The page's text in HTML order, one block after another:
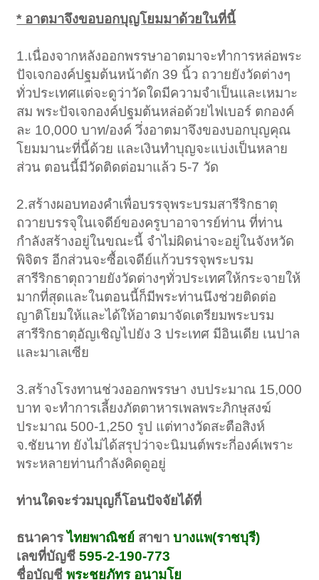
* อาตมาจึงขอบอกบุญโยมมาด้วยในที่นี้
1.เนื่องจากหลังออกพรรษาอาตมาจะทำการหล่อพระ
ปัจเจกองค์ปฐมต้นหน้าตัก 39 นิ้ว ถวายยังวัดต่างๆ
ทั่วประเทศแต่จะดูว่าวัดใดมีความจำเป็นและเหมาะ
สม พระปัจเจกองค์ปฐมต้นหล่อด้วยไฟเบอร์ ตกองค์
ละ 10,000 บาท/องค์ วึ่งอาตมาจึงของบอกบุญคุณ
โยมมานะที่นี้ด้วย และเงินทำบุญจะแบ่งเป็นหลาย
ส่วน ตอนนี้มีวัดติดต่อมาแล้ว 5-7 วัด
2.สร้างผอบทองคำเพื่อบรรจุพระบรมสารีริกธาตุ
ถวายบรรจุในเจดีย์ของครูบาอาจารย์ท่าน ที่ท่าน
กำลังสร้างอยู่ในขณะนี้ จำไม่ผิดน่าจะอยู่ในจังหวัด
พิจิตร อีกส่วนจะซื้อเจดีย์แก้วบรรจุพระบรม
สารีริกธาตุถวายยังวัดต่างๆทั่วประเทศให้กระจายให้
มากที่สุดและในตอนนี้ก็มีพระท่านนึงช่วยติดต่อ
ญาติโยมให้และได้ให้อาตมาจัดเตรียมพระบรม
สารีริกธาตุอัญเชิญไปยัง 3 ประเทศ มีอินเดีย เนปาล
และมาเลเซีย
3.สร้างโรงทานช่วงออกพรรษา งบประมาณ 15,000
บาท จะทำการเลี้ยงภัตตาหารเพลพระภิกษุสงฆ์
ประมาณ 500-1,250 รูป แต่ทางวัดสะตือสิงห์
จ.ชัยนาท ยังไม่ได้สรุปว่าจะนิมนต์พระกี่องค์เพราะ
พระหลายท่านกำลังคิดดูอยู่
ท่านใดจะร่วมบุญก็โอนปัจจัยได้ที่
ธนาคารไทยพาณิชย์ สาขาบางแพ(ราชบุรี)
เลขที่บัญชี595-2-190-773
ชื่อบัญชีพระชยภัทร อนามโย